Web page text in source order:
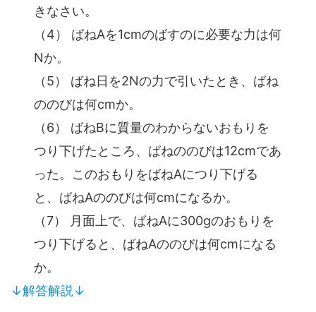
きなさい。
（4） ばねAを1cmのばすのに必要な力は何
Nか。
（5） ばね日を2Nの力で引いたとき、ばね
ののびは何cmか。
（6） ばねBに質量のわからないおもりを
つり下げたところ、ばねののびは12cmであ
った。このおもりをばねAにつり下げる
と、ばねAののびは何cmになるか。
（7） 月面上で、ばねAに300gのおもりを
つり下げると、ばねAののびは何cmになる
か。
↓解答解説↓